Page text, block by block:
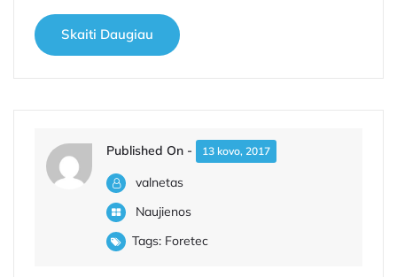
Skaiti Daugiau
Published On - 13 kovo, 2017
valnetas
Naujienos
Tags: Foretec